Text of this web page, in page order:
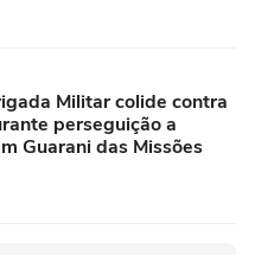
Militar colide contra
perseguição a
Guarani das Missões